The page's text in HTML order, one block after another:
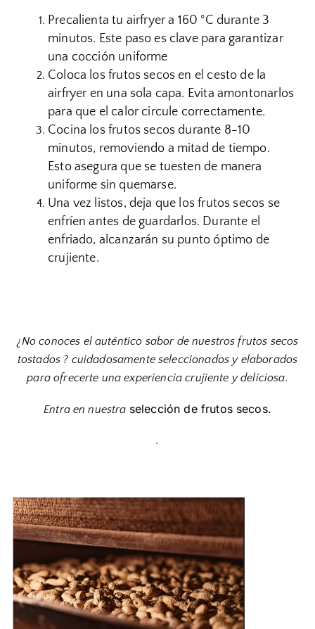
Precalienta tu airfryer a 160 °C durante 3
minutos. Este paso es clave para garantizar
una cocción uniforme
Coloca los frutos secos en el cesto de la
airfryer en una sola capa. Evita amontonarlos
para que el calor circule correctamente.
Cocina los frutos secos durante 8-10
minutos, removiendo a mitad de tiempo.
Esto asegura que se tuesten de manera
uniforme sin quemarse.
Una vez listos, deja que los frutos secos se
enfríen antes de guardarlos. Durante el
enfriado, alcanzarán su punto óptimo de
crujiente.
¿No conoces el auténtico sabor de nuestros frutos secos
tostados ? cuidadosamente seleccionados y elaborados
para ofrecerte una experiencia crujiente y deliciosa.
Entra en nuestra selección de frutos secos.
.